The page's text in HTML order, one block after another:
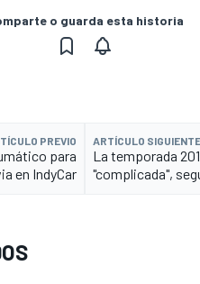
o guarda esta historia
PREVIO
para
en IndyCar
ARTÍCULO SIGUIENTE
La temporada
"complicada",